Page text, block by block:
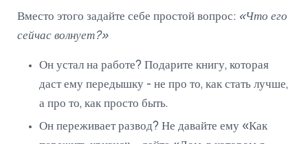
Вместо этого задайте себе простой вопрос: «Что его
сейчас волнует?»
Он устал на работе? Подарите книгу, которая
даст ему передышку - не про то, как стать лучше,
а про то, как просто быть.
Он переживает развод? Не давайте ему «Как